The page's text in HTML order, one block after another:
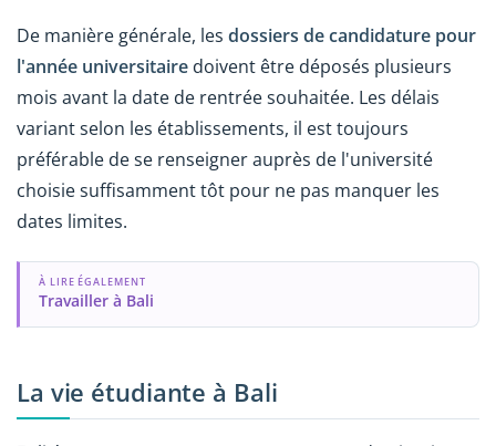
De manière générale, les dossiers de candidature pour
l'année universitaire doivent être déposés plusieurs
mois avant la date de rentrée souhaitée. Les délais
variant selon les établissements, il est toujours
préférable de se renseigner auprès de l'université
choisie suffisamment tôt pour ne pas manquer les
dates limites.
À LIRE ÉGALEMENT
Travailler à Bali
La vie étudiante à Bali